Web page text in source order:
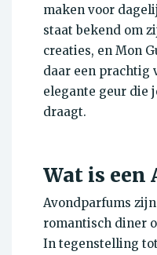
maken voor
staat bekend om
creaties, en Mon
daar een prachtig
elegante geur die
draagt.
Wat is een
Avondparfums
romantisch diner
In tegenstelling